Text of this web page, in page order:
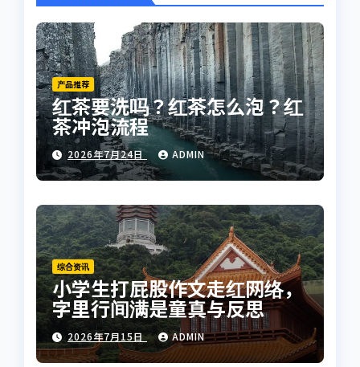
产品推荐
红茶要洗吗？红茶怎么泡？红
茶冲泡流程
2026年7月24日 ADMIN
综合资讯
小学生打屁股作文走红网络，
字里行间满是童真与反思
2026年7月15日 ADMIN